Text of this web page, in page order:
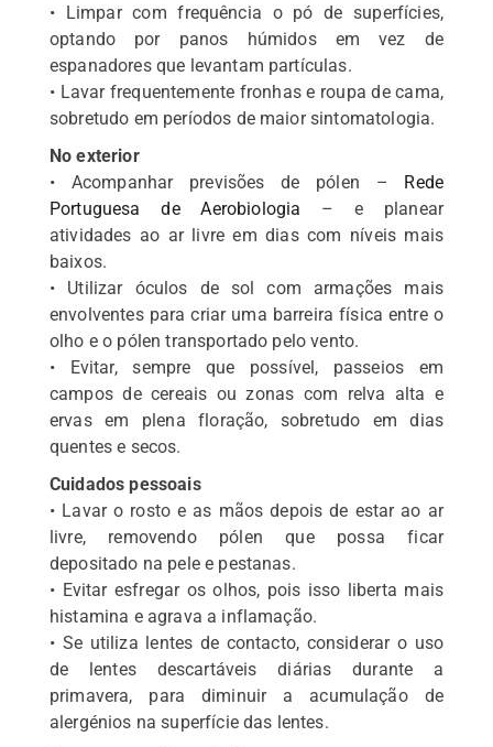
• Limpar com frequência o pó de superfícies,
optando por panos húmidos em vez de
espanadores que levantam partículas.
• Lavar frequentemente fronhas e roupa de cama,
sobretudo em períodos de maior sintomatologia.
No exterior
• Acompanhar previsões de pólen – Rede
Portuguesa de Aerobiologia – e planear
atividades ao ar livre em dias com níveis mais
baixos.
• Utilizar óculos de sol com armações mais
envolventes para criar uma barreira física entre o
olho e o pólen transportado pelo vento.
• Evitar, sempre que possível, passeios em
campos de cereais ou zonas com relva alta e
ervas em plena floração, sobretudo em dias
quentes e secos.
Cuidados pessoais
• Lavar o rosto e as mãos depois de estar ao ar
livre, removendo pólen que possa ficar
depositado na pele e pestanas.
• Evitar esfregar os olhos, pois isso liberta mais
histamina e agrava a inflamação.
• Se utiliza lentes de contacto, considerar o uso
de lentes descartáveis diárias durante a
primavera, para diminuir a acumulação de
alergénios na superfície das lentes.